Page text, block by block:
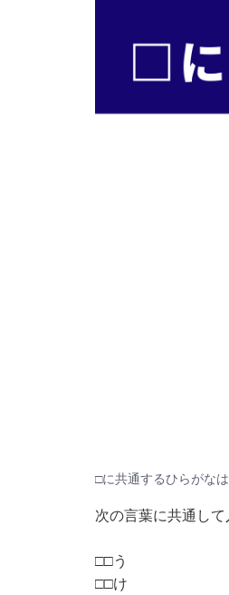
□に共通するひらがなは
次の言葉に共通して
□□う
□□け